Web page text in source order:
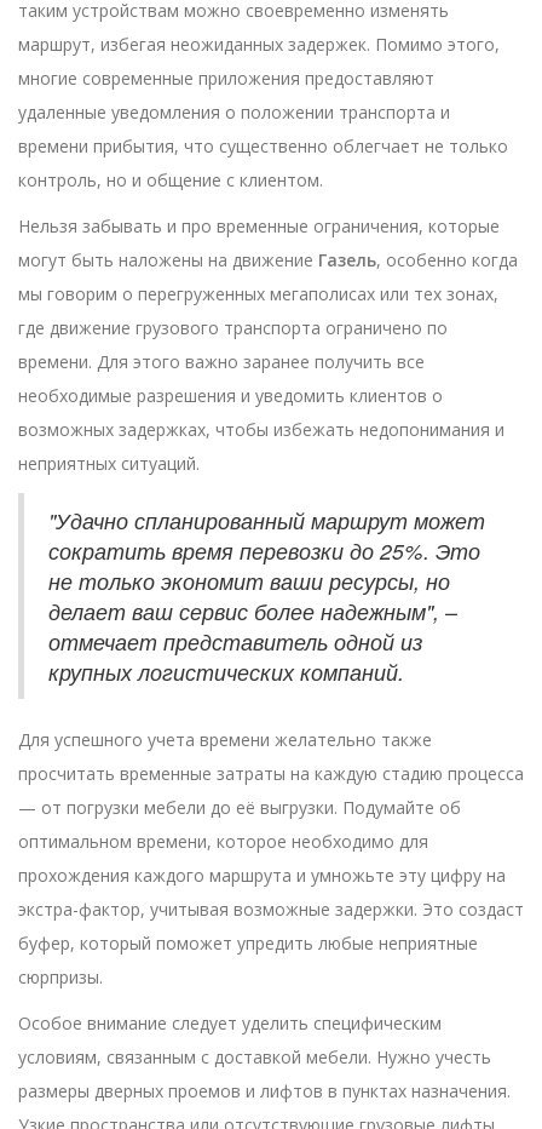
таким устройствам можно своевременно изменять
маршрут, избегая неожиданных задержек. Помимо этого,
многие современные приложения предоставляют
удаленные уведомления о положении транспорта и
времени прибытия, что существенно облегчает не только
контроль, но и общение с клиентом.
Нельзя забывать и про временные ограничения, которые
могут быть наложены на движение Газель, особенно когда
мы говорим о перегруженных мегаполисах или тех зонах,
где движение грузового транспорта ограничено по
времени. Для этого важно заранее получить все
необходимые разрешения и уведомить клиентов о
возможных задержках, чтобы избежать недопонимания и
неприятных ситуаций.
"Удачно спланированный маршрут может
сократить время перевозки до 25%. Это
не только экономит ваши ресурсы, но
делает ваш сервис более надежным", –
отмечает представитель одной из
крупных логистических компаний.
Для успешного учета времени желательно также
просчитать временные затраты на каждую стадию процесса
— от погрузки мебели до её выгрузки. Подумайте об
оптимальном времени, которое необходимо для
прохождения каждого маршрута и умножьте эту цифру на
экстра-фактор, учитывая возможные задержки. Это создаст
буфер, который поможет упредить любые неприятные
сюрпризы.
Особое внимание следует уделить специфическим
условиям, связанным с доставкой мебели. Нужно учесть
размеры дверных проемов и лифтов в пунктах назначения.